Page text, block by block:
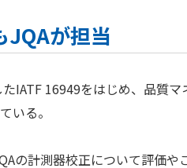
JQAが担当
IATF 16949をはじめ、品質
いる。
の計測器校正について評価や